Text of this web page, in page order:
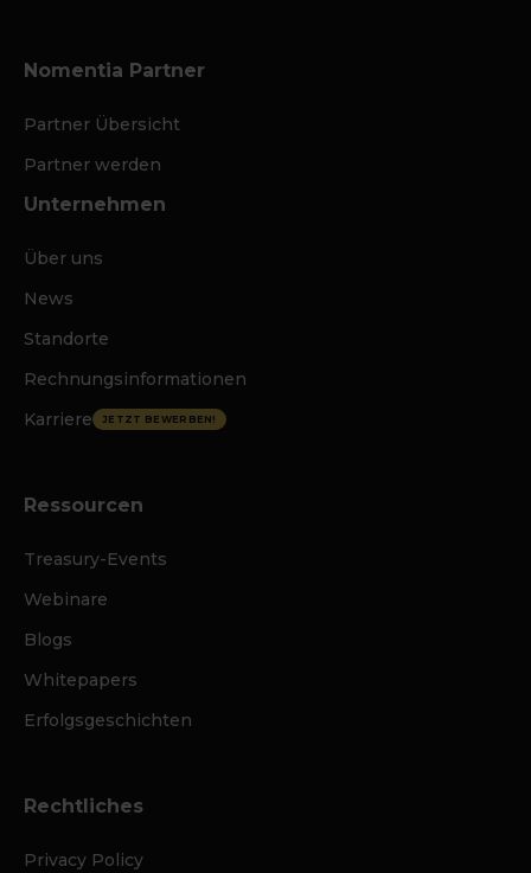
Nomentia Partner
Partner Übersicht
Partner werden
Unternehmen
Über uns
News
Standorte
Rechnungsinformationen
Karriere
JETZT BEWERBEN!
Ressourcen
Treasury-Events
Webinare
Blogs
Whitepapers
Erfolgsgeschichten
Rechtliches
Privacy Policy